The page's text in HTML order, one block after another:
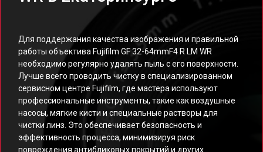
Для поддержания качества изображения и правильной
работы объектива Fujifilm GF 32-64mmF4 R LM WR
необходимо регулярно удалять пыль с его поверхности.
Лучше всего проводить чистку в специализированном
сервисном центре Fujifilm, где мастера используют
профессиональные инструменты, такие как воздушные
насосы, мягкие кисти и специальные растворы для
чистки линз. Это обеспечивает безопасность и
эффективность процесса, минимизируя риск
повреждения антибликовых покрытий и других